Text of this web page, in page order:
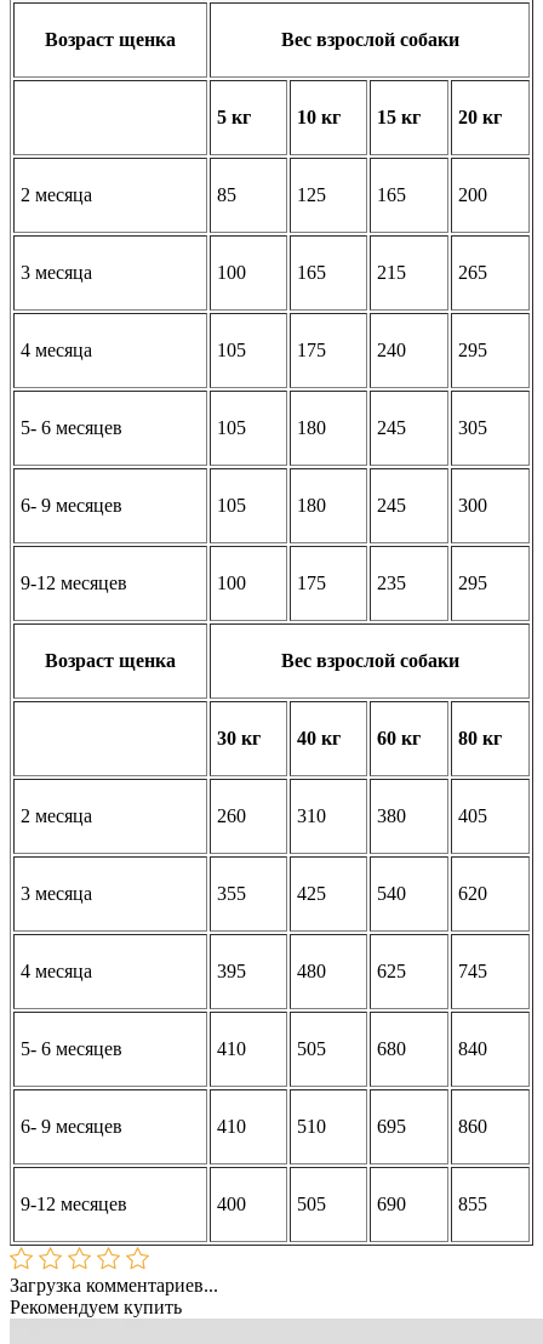
Возраст щенка Вес взрослой собаки
5 кг 10 кг 15 кг 20 кг
2 месяца 85 125 165 200
3 месяца 100 165 215 265
4 месяца 105 175 240 295
5- 6 месяцев 105 180 245 305
6- 9 месяцев 105 180 245 300
9-12 месяцев 100 175 235 295
Возраст щенка Вес взрослой собаки
30 кг 40 кг 60 кг 80 кг
2 месяца 260 310 380 405
3 месяца 355 425 540 620
4 месяца 395 480 625 745
5- 6 месяцев 410 505 680 840
6- 9 месяцев 410 510 695 860
9-12 месяцев 400 505 690 855
Загрузка комментариев...
Рекомендуем купить